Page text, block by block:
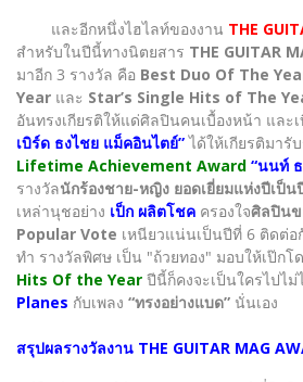
และอีกหนึ่งไฮไลท์ของงาน THE
สำหรับในปีนี้ทางนิตยสาร THE GUITAR
มาอีก 3 รางวัล คือ Best Duo Of The
Year และ Star’s Single Hits of The
อันทรงเกียรติให้แด่ศิลปินคนเบื้องหน้า และ
เบิร์ด ธงไชย แม็คอินไตย์”ได้ให้เกียรติมารั
Lifetime Achievement Award “นนท์
รางวัลนักร้องชาย-หญิง ยอดเยี่ยมแห่งปีเป็น
เหล่านุชอย่าง เป็ก ผลิตโชค ครองใจศิลปิน
Popular Vote เหนียวแน่นเป็นปีที่ 6 ติดต่อ
ทำ รางวัลพิศษ เป็น "ถ้วยทอง" มอบให้เป๊กโ
Hits Of the Year ปีนี้ก็คงจะเป็นใครไปไ
Planes กับเพลง “ทรงอย่างแบด” นั่นเอง
สรุปผลรางวัลงาน THE GUITAR MAG